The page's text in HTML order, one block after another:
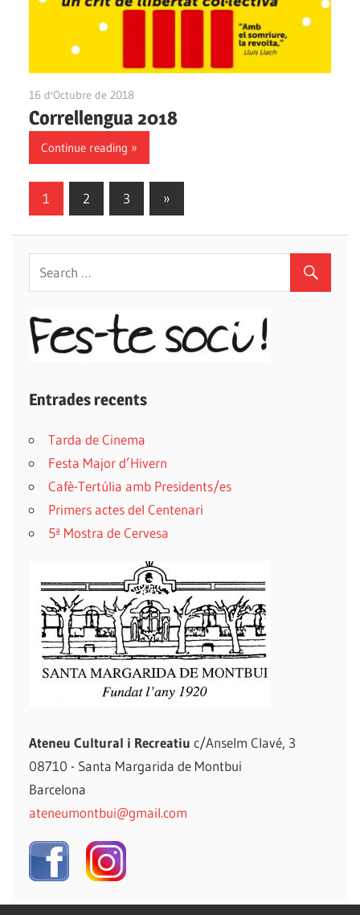
16 d'Octubre de 2018
Correllengua 2018
Continue reading
Navegació
d'entrades
1 2 3
Next
»
Entrades recents
Tarda de Cinema
Festa Major d’Hivern
Cafè-Tertúlia amb Presidents/es
Primers actes del Centenari
5ª Mostra de Cervesa
Ateneu Cultural i Recreatiu c/Anselm Clavé, 3
08710 - Santa Margarida de Montbui
Barcelona
ateneumontbui@gmail.com